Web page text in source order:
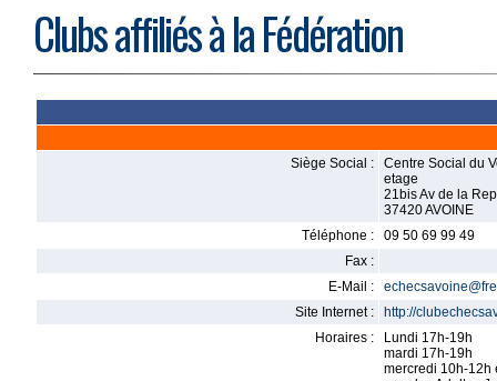
Clubs affiliés à la Fédération
Siège Social :
Centre Social du
etage
21bis Av de la
37420 AVOINE
Téléphone :
09 50 69 99 49
Fax :
E-Mail :
Site Internet :
http://
Horaires :
Lundi 17h-19h
mardi 17h-19h
mercredi 10h-12h